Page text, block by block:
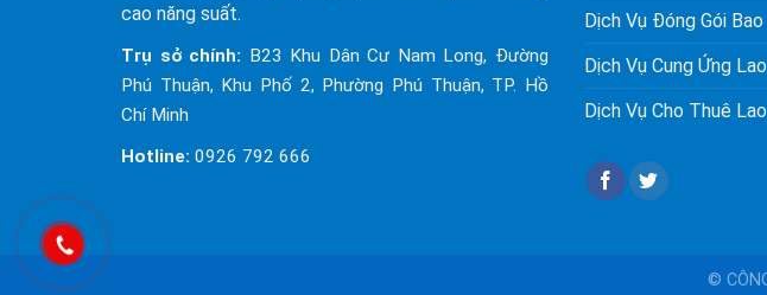
cao năng suất.
Trụ sở chính: B23 Khu Dân Cư Nam Long, Đường
Phú Thuận, Khu Phố 2, Phường Phú Thuận, TP. Hồ
Chí Minh
Hotline: 0926 792 666
Dịch Vụ Đóng Gói
Dịch Vụ Cung Ứng
Dịch Vụ Cho Thuê
©